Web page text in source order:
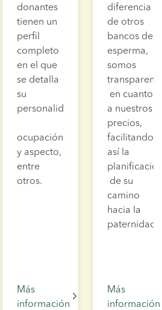
donantes
tienen un
perfil
completo
en el que
se detalla
su
personalidad,
ocupación
y aspecto,
entre
otros.
Más
información
diferencia
de otros
bancos de
esperma,
somos
transparentes
en cuanto
a nuestros
precios,
facilitando
así la
planificación
de su
camino
hacia la
paternidad.
Más
información